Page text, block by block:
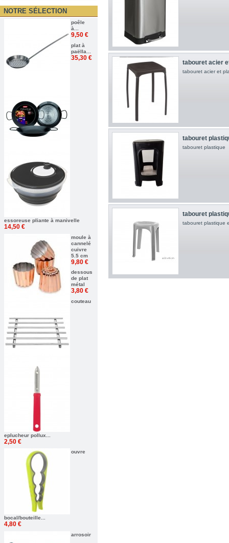
NOTRE SÉLECTION
poêle
à...
9,50 €
plat à
paëlla...
35,30 €
essoreuse pliante à manivelle
14,50 €
moule à
cannelé
cuivre
5.5 cm
9,80 €
dessous
de plat
métal
3,80 €
couteau
eplucheur pollux...
2,50 €
ouvre
bocal/bouteille...
4,80 €
arrosoir
tabouret acier
tabouret acier et
tabouret
tabouret plastique
tabouret
tabouret plastique